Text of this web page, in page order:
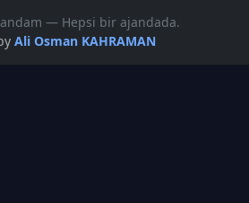
— Hepsi bir ajandada.
Ali Osman KAHRAMAN